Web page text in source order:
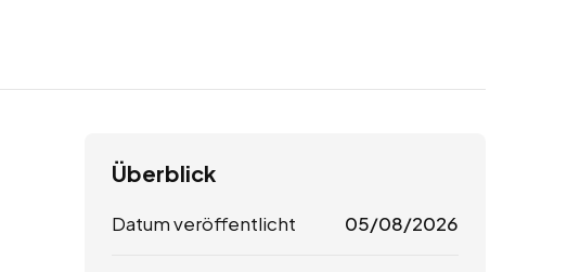
Überblick
Datum veröffentlicht 05/08/2026